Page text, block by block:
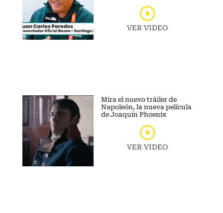
VER VIDEO
Mira el nuevo tráiler de
Napoleón, la nueva película
de Joaquín Phoenix
VER VIDEO